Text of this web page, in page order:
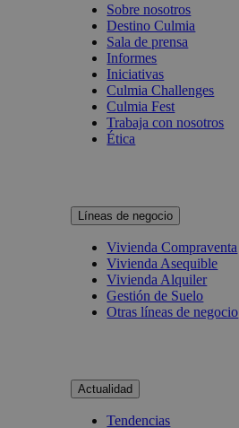
Sobre nosotros
Destino Culmia
Sala de prensa
Informes
Iniciativas
Culmia Challenges
Culmia Fest
Trabaja con nosotros
Ética
Líneas de negocio
Vivienda Compraventa
Vivienda Asequible
Vivienda Alquiler
Gestión de Suelo
Otras líneas de negocio
Actualidad
Tendencias